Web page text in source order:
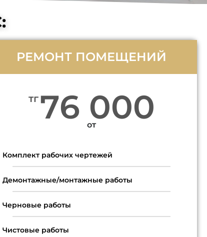
РЕМОНТ ПОМЕЩЕНИЙ
тг76 000
от
Комплект рабочих чертежей
Демонтажные/монтажные работы
Черновые работы
Чистовые работы